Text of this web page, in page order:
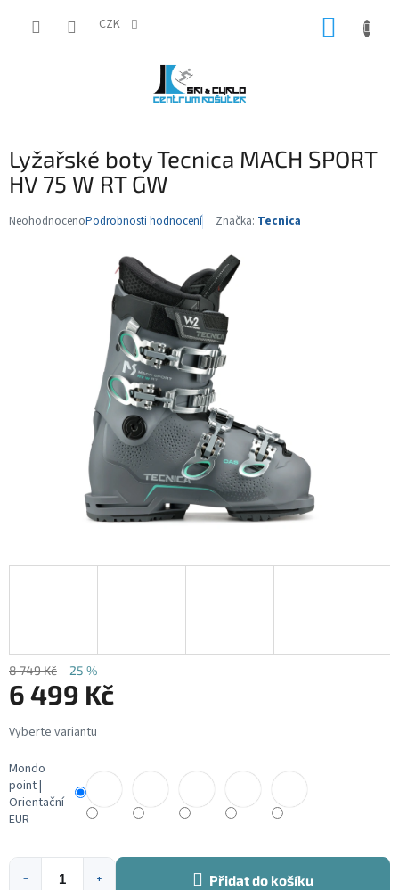
CZK
Lyžařské boty Tecnica MACH SPORT
HV 75 W RT GW
Průměrné
NeohodnocenoPodrobnosti hodnocení Značka: Tecnica
8 749 Kč –25 %
6 499 Kč
Měrná
cena:
Mondo
point |
Orientační
EUR
+
− Přidat do košíku